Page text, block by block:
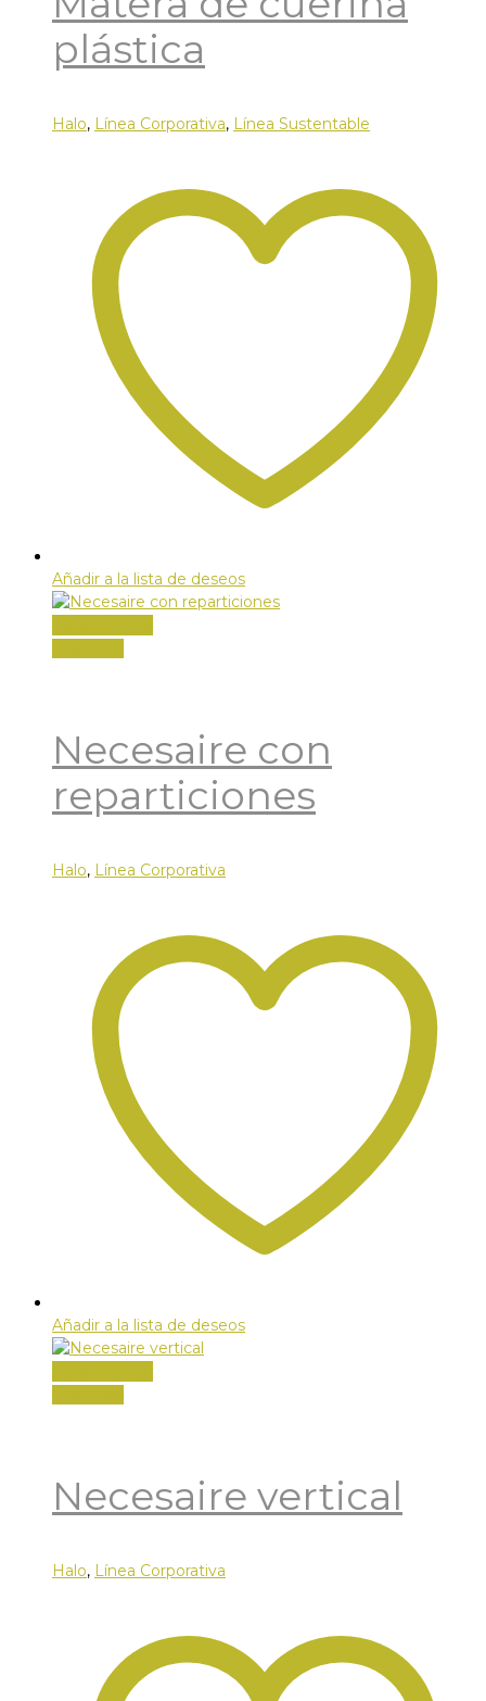
plástica
Halo, Línea Corporativa, Línea Sustentable
Añadir a la lista de deseos
Necesaire con
reparticiones
Halo, Línea Corporativa
Añadir a la lista de deseos
Necesaire vertical
Halo, Línea Corporativa